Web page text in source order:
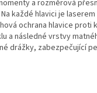
a rozměrová
každé hlavici je
ochrana hlavice proti
a následné vrstvy
drážky, zabezpečující